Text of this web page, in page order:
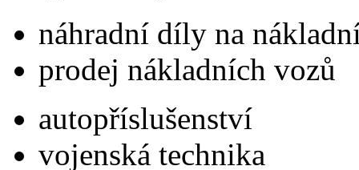
náhradní díly na
prodej nákladních vozů
autopříslušenství
vojenská technika